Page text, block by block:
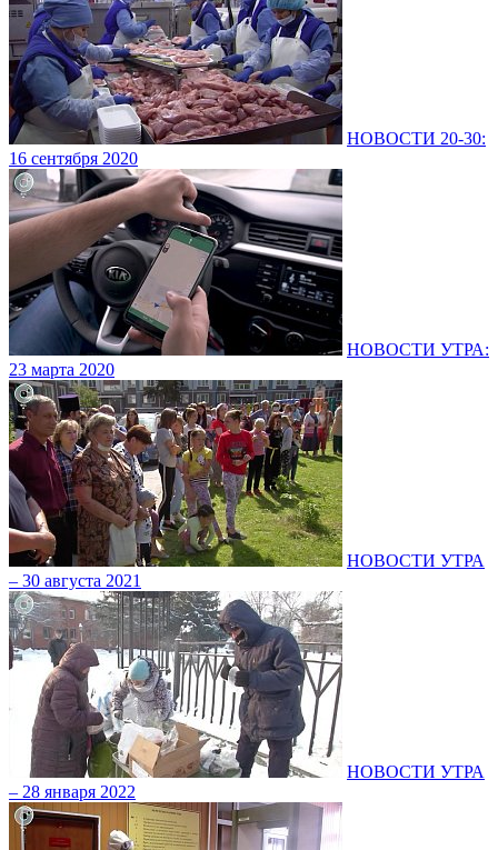
НОВОСТИ 20-30:
16 сентября 2020
НОВОСТИ УТРА:
23 марта 2020
НОВОСТИ УТРА
– 30 августа 2021
НОВОСТИ УТРА
– 28 января 2022